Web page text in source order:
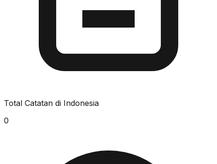
Total Catatan di Indonesia
0